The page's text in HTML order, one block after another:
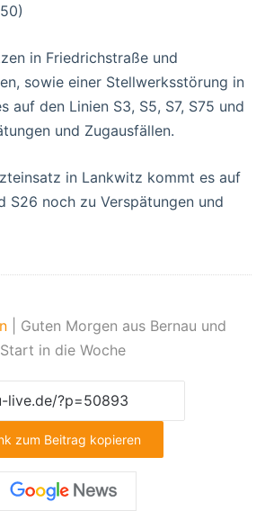
in Friedrichstraße und
sowie einer Stellwerksstörung in
auf den Linien S3, S5, S7, S75 und
und Zugausfällen.
in Lankwitz kommt es auf
S26 noch zu Verspätungen und
Guten Morgen aus Bernau und
in die Woche
zum Beitrag kopieren